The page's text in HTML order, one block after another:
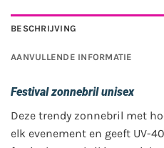
BESCHRIJVING
AANVULLENDE INFORMATIE
Festival zonnebril unisex
Deze trendy zonnebril met
elk evenement en geeft UV-